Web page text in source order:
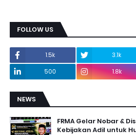
FOLLOW US
1.5k 3.1k
500
1.8k
NEWS
FRMA Gelar Nobar &
Kebijakan Adil untuk